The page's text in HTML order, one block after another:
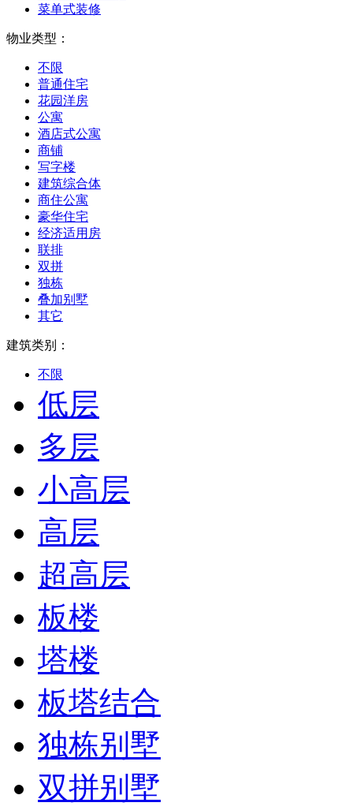
菜单式装修
物业类型：
不限
普通住宅
花园洋房
公寓
酒店式公寓
商铺
写字楼
建筑综合体
商住公寓
豪华住宅
经济适用房
联排
双拼
独栋
叠加别墅
其它
建筑类别：
不限
低层
多层
小高层
高层
超高层
板楼
塔楼
板塔结合
独栋别墅
双拼别墅